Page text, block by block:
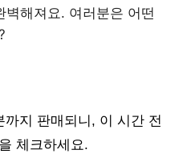
해져요. 여러분은 어떤
지 판매되니, 이 시간 전
체크하세요.